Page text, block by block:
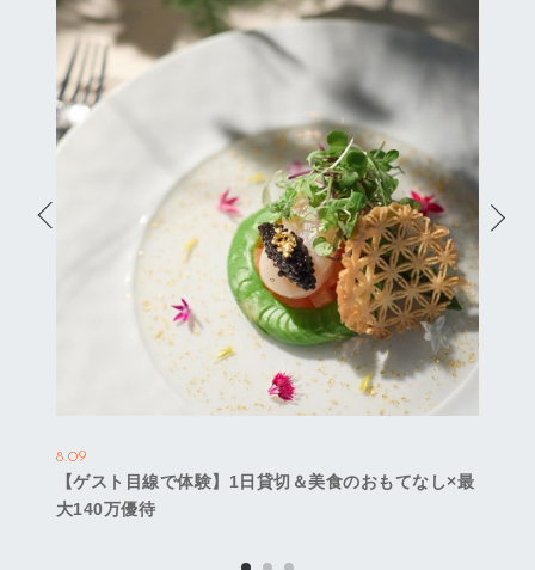
8.09
【ゲスト目線で体験】1日貸切＆美食のおもてなし×最
大140万優待